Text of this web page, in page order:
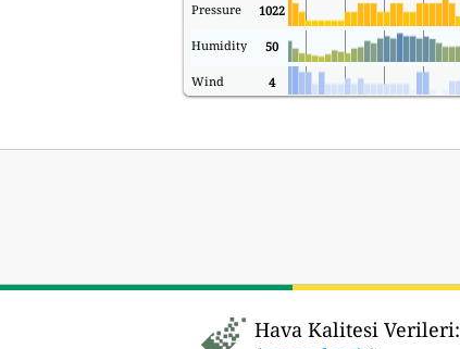
Pressure 1022
Humidity 50
Wind 4
Hava Kalitesi Verileri: